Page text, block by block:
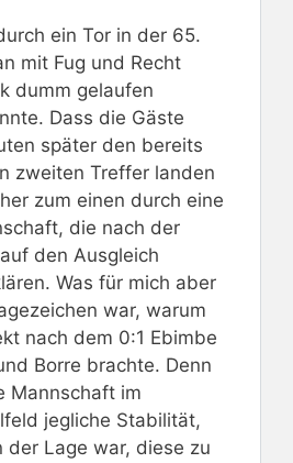
ein Tor in der 65.
mit Fug und Recht
dumm gelaufen
Dass die Gäste
später den bereits
zweiten Treffer landen
zum einen durch eine
die nach der
den Ausgleich
Was für mich aber
war, warum
nach dem 0:1 Ebimbe
Borre brachte. Denn
Mannschaft im
jegliche Stabilität,
der Lage war, diese zu